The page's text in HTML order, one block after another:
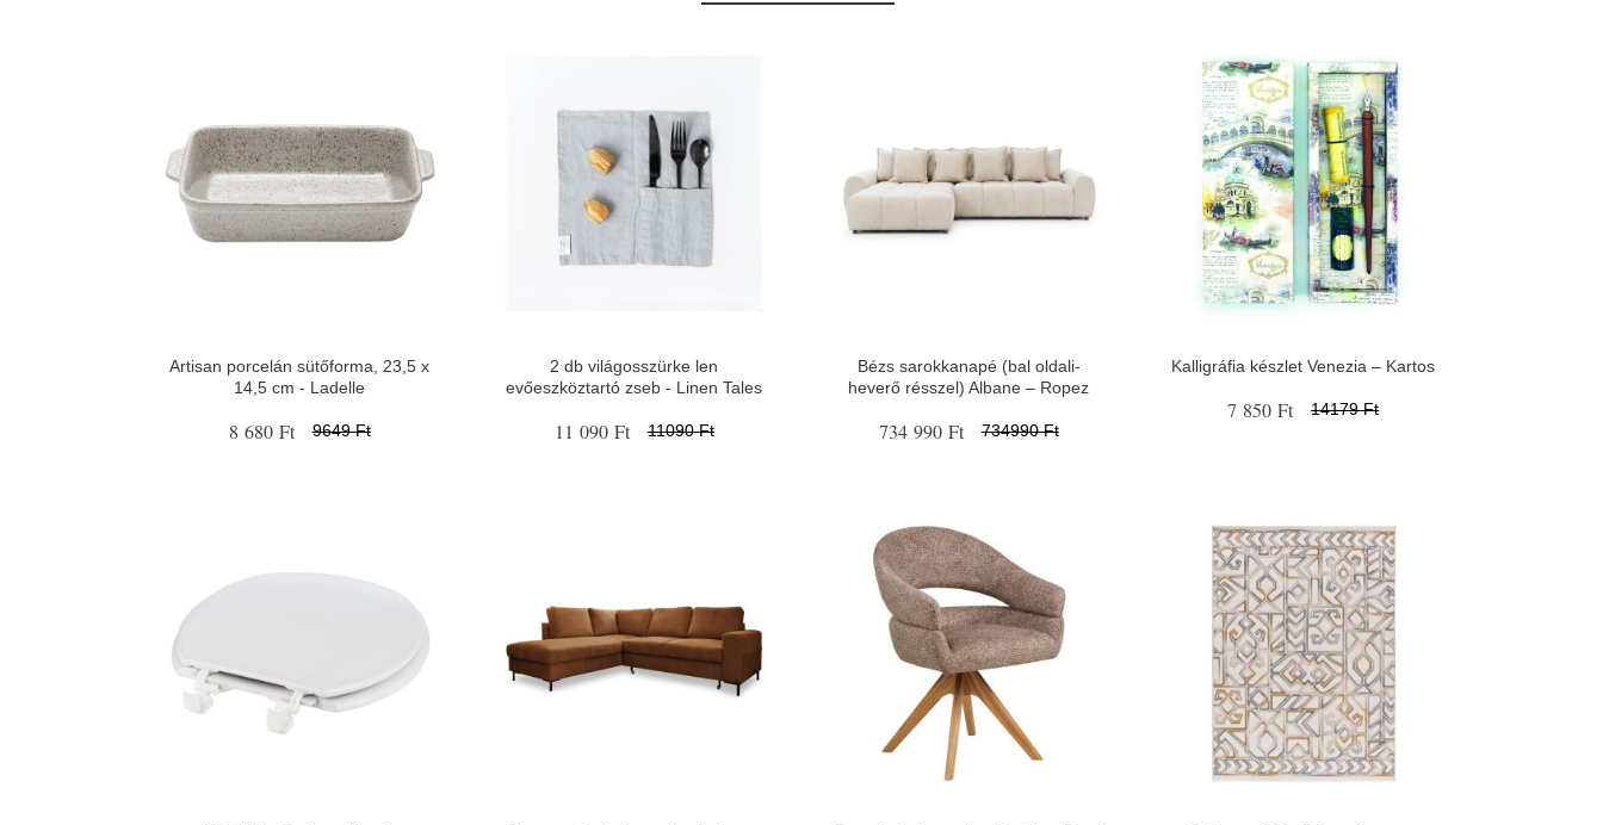
Artisan porcelán sütőforma, 23,5 x
14,5 cm - Ladelle
8 680 Ft 9649 Ft
2 db világosszürke len
evőeszköztartó zseb - Linen Tales
11 090 Ft 11090 Ft
Bézs sarokkanapé (bal oldali-
heverő résszel) Albane – Ropez
734 990 Ft 734990 Ft
Kalligráfia készlet Venezia – Kartos
7 850 Ft 14179 Ft